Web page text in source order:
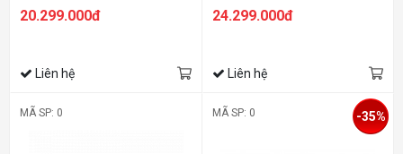
4G/15.6 inch FHD 144Hz/Win 11/
20.299.000đ
Liên hệ
6G/15.6 inch FHD 144Hz/Win 11/
24.299.000đ
Liên hệ
MÃ SP: 0 MÃ SP: 0 -35%